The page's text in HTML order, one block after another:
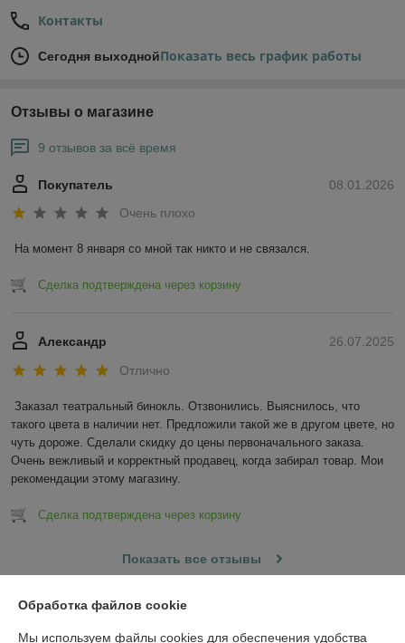
Контакты
Сегодня выходнойПоказать весь график работы
Отзывы о магазине
9 отзывов за всё время
08.01.2026
Покупатель
Очень плохо
На момент 8 января со мной так никто и не связался.
Сделка подтверждена через корзину
26.07.2025
Александр
Отлично
Заказал театральный бинокль. Отзвонились. Выяснилось, что
такого цвета в наличии нет. Предложили такой же в другом цвете, но
чуть дороже. Сделали скидку до цены первоначального заказа.
Очень вежливый и корректный продавец, когда забирал товар. Мои
рекомендации этому магазину.
Сделка подтверждена через корзину
Показать все отзывы
Обработка файлов cookie
Мы используем файлы cookies для обеспечения удобства